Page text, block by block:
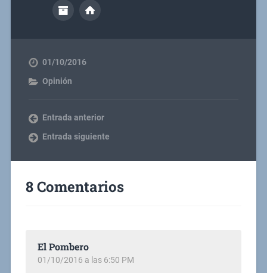
01/10/2016
Opinión
Entrada anterior
Entrada siguiente
8 Comentarios
El Pombero
01/10/2016 a las 6:50 PM